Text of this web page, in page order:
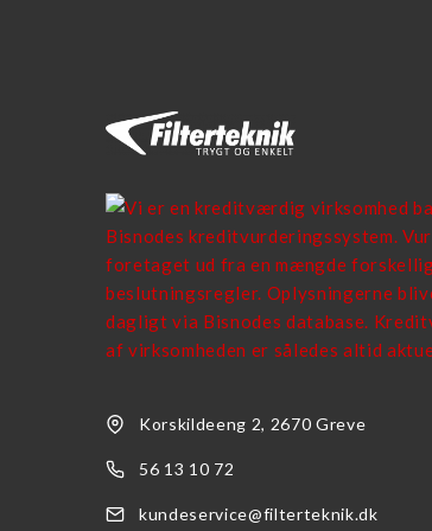
Korskildeeng 2, 2670 Greve
56 13 10 72
kundeservice@filterteknik.dk